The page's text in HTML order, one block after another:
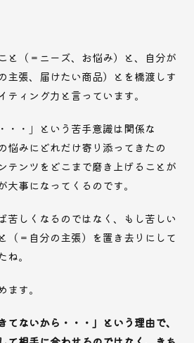
と（＝ニーズ、お悩み）と、自分が
主張、届けたい商品）とを橋渡しす
ティング力と言っています。
・・」という苦手意識は関係な
悩みにどれだけ寄り添ってきたの
テンツをどこまで磨き上げることが
大事になってくるのです。
苦しくなるのではなく、もし苦しい
（＝自分の主張）を置き去りにして
。
す。
てないから・・・」という理由で、